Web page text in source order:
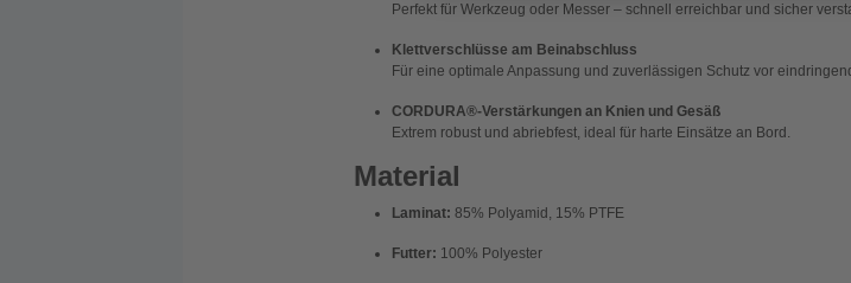
Perfekt für Werkzeug oder Messer – schnell erreichbar und sicher
Klettverschlüsse am Beinabschluss
Für eine optimale Anpassung und zuverlässigen Schutz vor
CORDURA®-Verstärkungen an Knien und Gesäß
Extrem robust und abriebfest, ideal für harte Einsätze an Bord.
Material
Laminat: 85% Polyamid, 15% PTFE
Futter: 100% Polyester